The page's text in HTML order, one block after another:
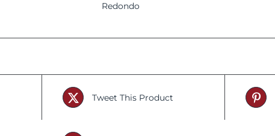
Redondo
Tweet This Product